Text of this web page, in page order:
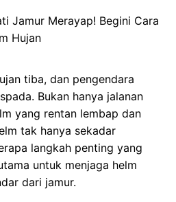
tiba, dan pengendara
Bukan hanya jalanan
yang rentan lembap dan
tak hanya sekadar
langkah penting yang
untuk menjaga helm
dari jamur.